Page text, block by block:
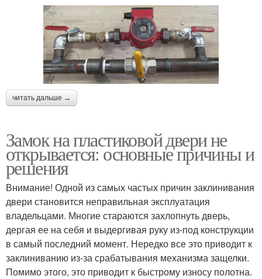
читать дальше →
Замок на пластиковой двери не
открывается: основные причины и
решения
Внимание! Одной из самых частых причин заклинивания
двери становится неправильная эксплуатация
владельцами. Многие стараются захлопнуть дверь,
дергая ее на себя и выдергивая руку из-под конструкции
в самый последний момент. Нередко все это приводит к
заклиниванию из-за срабатывания механизма защелки.
Помимо этого, это приводит к быстрому износу полотна.